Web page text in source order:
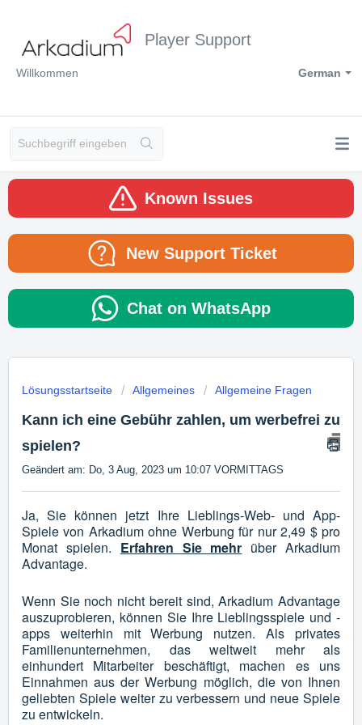
Player Support
German
Willkommen
Known Issues
New Support Ticket
Chat on WhatsApp
Lösungsstartseite Allgemeines Allgemeine Fragen
Kann ich eine Gebühr zahlen, um werbefrei zu
spielen?
Geändert am: Do, 3 Aug, 2023 um 10:07 VORMITTAGS
Ja, Sie können jetzt Ihre Lieblings-Web- und App-
Spiele von Arkadium ohne Werbung für nur 2,49 $ pro
Monat spielen. Erfahren Sie mehr über Arkadium
Advantage.
Wenn Sie noch nicht bereit sind, Arkadium Advantage
auszuprobieren, können Sie Ihre Lieblingsspiele und -
apps weiterhin mit Werbung nutzen. Als privates
Familienunternehmen, das weltweit mehr als
einhundert Mitarbeiter beschäftigt, machen es uns
Einnahmen aus der Werbung möglich, die von Ihnen
geliebten Spiele weiter zu verbessern und neue Spiele
zu entwickeln.